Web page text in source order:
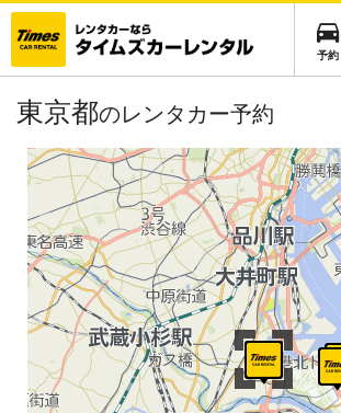
予約
東京都のレンタカー予約